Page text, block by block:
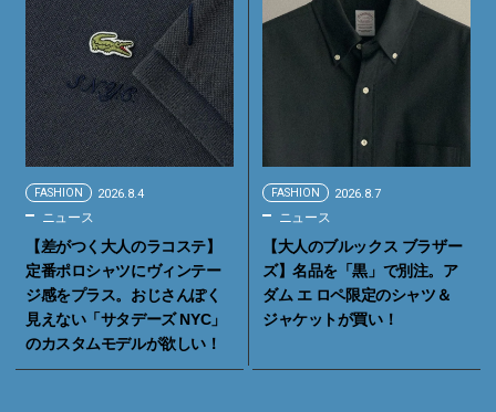
FASHION 2026.8.4
ニュース
【差がつく大人のラコステ】
定番ポロシャツにヴィンテー
ジ感をプラス。おじさんぽく
見えない「サタデーズ NYC」
のカスタムモデルが欲しい！
FASHION 2026.8.7
ニュース
【大人のブルックス ブラザー
ズ】名品を「黒」で別注。ア
ダム エ ロペ限定のシャツ＆
ジャケットが買い！